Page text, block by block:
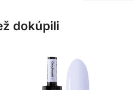
dokúpili